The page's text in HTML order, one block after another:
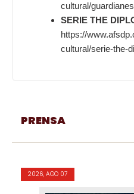
cultural/
SERIE THE
https://
cultural/serie-the-
PRENSA
2026, AGO 07